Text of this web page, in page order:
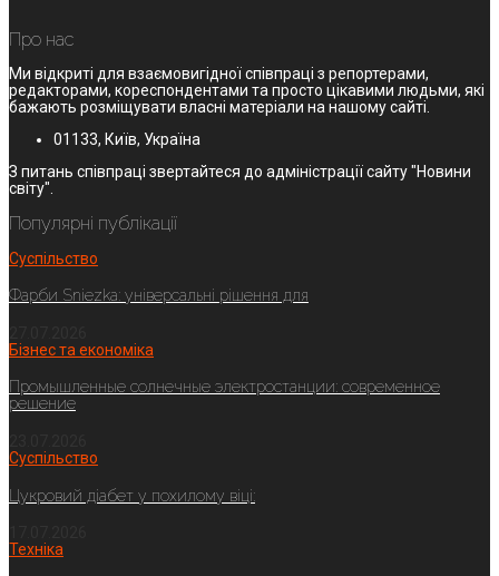
Про нас
Ми відкриті для взаємовигідної співпраці з репортерами,
редакторами, кореспондентами та просто цікавими людьми, які
бажають розміщувати власні матеріали на нашому сайті.
01133, Київ, Україна
З питань співпраці звертайтеся до адміністрації сайту "Новини
світу".
Популярні публікації
Суспільство
Фарби Sniezka: універсальні рішення для
Бізнес та економіка
Промышленные солнечные электростанции: современное
решение
Суспільство
Цукровий діабет у похилому віці:
Техніка